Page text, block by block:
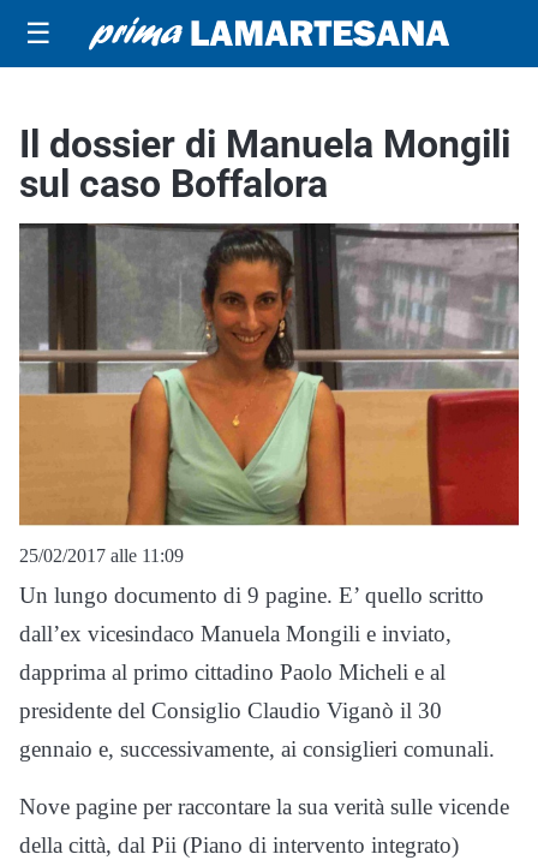
☰
Il dossier di Manuela Mongili
sul caso Boffalora
25/02/2017 alle 11:09
Un lungo documento di 9 pagine. E’ quello scritto
dall’ex vicesindaco Manuela Mongili e inviato,
dapprima al primo cittadino Paolo Micheli e al
presidente del Consiglio Claudio Viganò il 30
gennaio e, successivamente, ai consiglieri comunali.
Nove pagine per raccontare la sua verità sulle vicende
della città, dal Pii (Piano di intervento integrato)